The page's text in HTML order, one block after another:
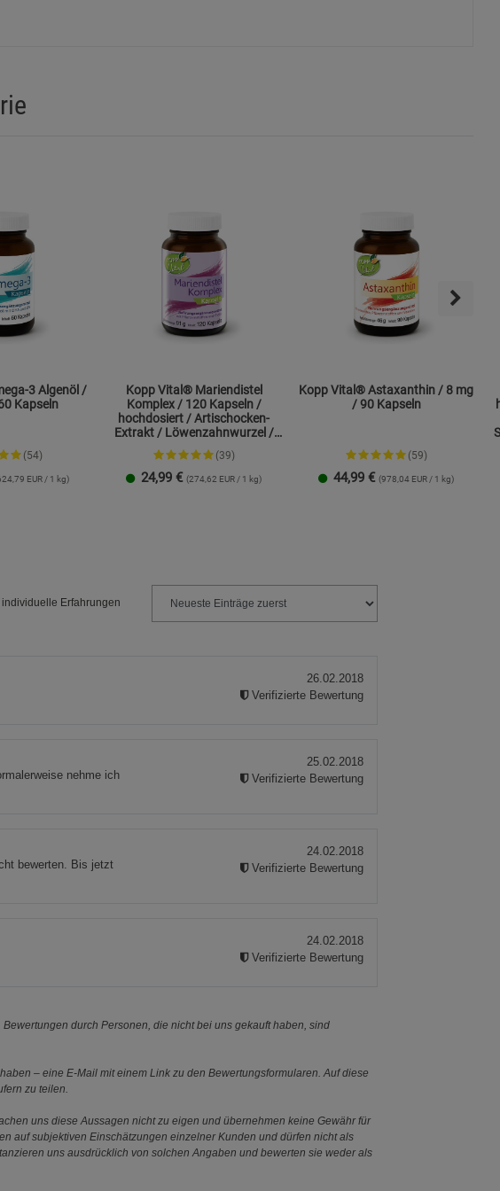
3 Algenöl /
Kapseln
(54)
EUR / 1 kg)
Kopp Vital® Mariendistel
Komplex / 120 Kapseln /
hochdosiert / Artischocken-
Extrakt / Löwenzahnwurzel /
Cholin
(39)
24,99 € (274,62 EUR / 1 kg)
Kopp Vital® Astaxanthin / 8 mg
/ 90 Kapseln
(59)
44,99 € (978,04 EUR / 1 kg)
Erfahrungen
26.02.2018
Verifizierte Bewertung
nehme ich
25.02.2018
Verifizierte Bewertung
bewerten. Bis jetzt
24.02.2018
Verifizierte Bewertung
24.02.2018
Verifizierte Bewertung
durch Personen, die nicht bei uns gekauft haben, sind
– eine E-Mail mit einem Link zu den Bewertungsformularen. Auf diese
zu teilen.
uns diese Aussagen nicht zu eigen und übernehmen keine Gewähr für
auf subjektiven Einschätzungen einzelner Kunden und dürfen nicht als
uns ausdrücklich von solchen Angaben und bewerten sie weder als